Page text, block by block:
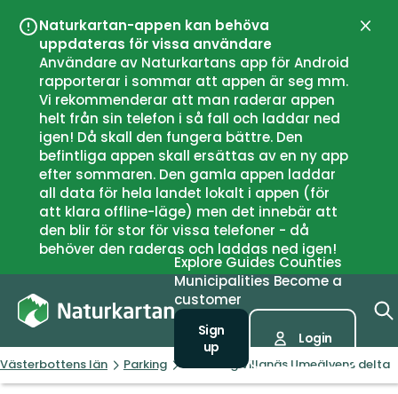
Naturkartan-appen kan behöva
uppdateras för vissa användare
Användare av Naturkartans app för Android
rapporterar i sommar att appen är seg mm.
Vi rekommenderar att man raderar appen
helt från sin telefon i så fall och laddar ned
igen! Då skall den fungera bättre. Den
befintliga appen skall ersättas av en ny app
efter sommaren. Den gamla appen laddar
all data för hela landet lokalt i appen (för
att klara offline-läge) men det innebär att
den blir för stor för vissa telefoner - då
behöver den raderas och laddas ned igen!
Close
Explore Guides Counties
Municipalities Become a
customer
Sign
up
Login
Västerbottens län Parking Parkering Villanäs Umeälvens delta